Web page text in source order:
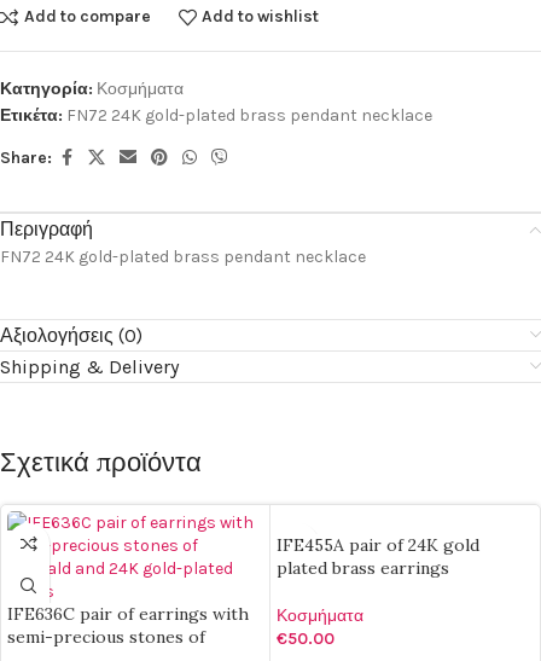
Add to compare Add to wishlist
Κατηγορία: Κοσμήματα
Ετικέτα: FN72 24K gold-plated brass pendant necklace
Share:
Περιγραφή
FN72 24K gold-plated brass pendant necklace
Αξιολογήσεις (0)
Shipping & Delivery
Σχετικά προϊόντα
IFE636C pair of earrings with
semi-precious stones of
IFE455A pair of 24K gold
plated brass earrings
Κοσμήματα
€50.00